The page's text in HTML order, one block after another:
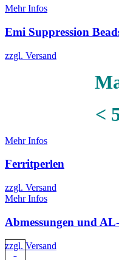
Mehr Infos
Emi Suppression
zzgl. Versand
<
Mehr Infos
Ferritperlen
zzgl. Versand
Mehr Infos
Abmessungen und
zzgl. Versand